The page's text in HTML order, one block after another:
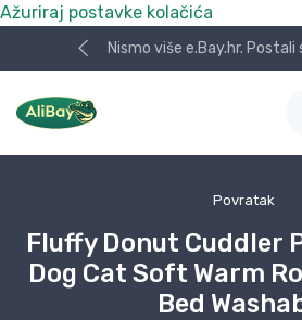
Ažuriraj postavke kolačića
Nismo više e.Bay.hr. Postali
Povratak
Fluffy Donut Cuddler
Dog Cat Soft Warm
Bed